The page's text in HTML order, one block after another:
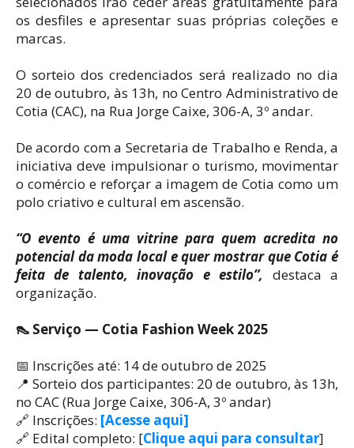
os desfiles e apresentar suas próprias coleções e
marcas.
O sorteio dos credenciados será realizado no dia
20 de outubro, às 13h, no Centro Administrativo de
Cotia (CAC), na Rua Jorge Caixe, 306-A, 3º andar.
De acordo com a Secretaria de Trabalho e Renda, a
iniciativa deve impulsionar o turismo, movimentar
o comércio e reforçar a imagem de Cotia como um
polo criativo e cultural em ascensão.
“O evento é uma vitrine para quem acredita no
potencial da moda local e quer mostrar que Cotia é
feita de talento, inovação e estilo”, destaca a
organização.
👠 Serviço — Cotia Fashion Week 2025
📅 Inscrições até: 14 de outubro de 2025
📍 Sorteio dos participantes: 20 de outubro, às 13h,
no CAC (Rua Jorge Caixe, 306-A, 3º andar)
🔗 Inscrições: [Acesse aqui]
🔗 Edital completo: [Clique aqui para consultar]